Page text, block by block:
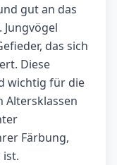
gut an das
das sich
Diese
wichtig für die
Altersklassen
Färbung,
ist.